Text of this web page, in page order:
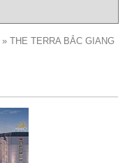
» THE TERRA BẮC GIANG